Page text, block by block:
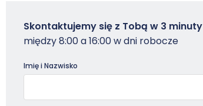
Zamowterminal
-
Skontaktujemy się z Tobą w 3 minuty
między 8:00 a 16:00 w dni robocze
Imię i Nazwisko